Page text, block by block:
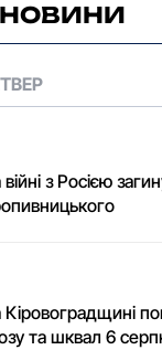
НОВИНИ
з Росією
Кіровоградщині
та шквал 6